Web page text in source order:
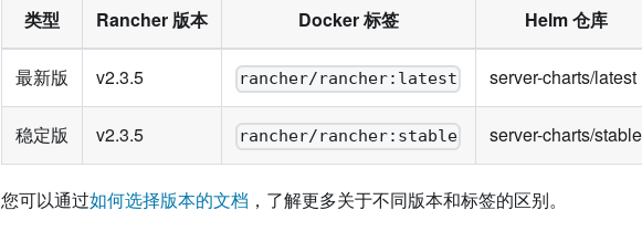
类型 Rancher 版本 Docker 标签 Helm 仓库
最新版 v2.3.5 rancher/rancher:latest server-charts/latest
稳定版 v2.3.5 rancher/rancher:stable server-charts/stable
您可以通过如何选择版本的文档 ，了解更多关于不同版本和标签的区别。